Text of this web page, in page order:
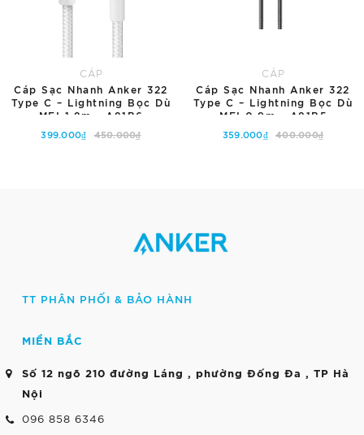
CÁP
Cáp Sạc Nhanh Anker 322
Type C – Lightning Bọc Dù
MFI 1.8m - A81B6
399.000₫ 450.000₫
CÁP
Cáp Sạc Nhanh Anker 322
Type C – Lightning Bọc Dù
MFI 0.9m - A81B5
359.000₫ 400.000₫
TT PHÂN PHỐI & BẢO HÀNH
MIỀN BẮC
Số 12 ngõ 210 đường Láng , phường Đống Đa , TP Hà
Nội
096 858 6346